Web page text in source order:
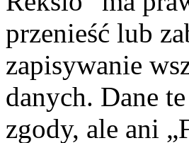
przenieść lub
zapisywanie
danych. Dane
zgody, ale ani